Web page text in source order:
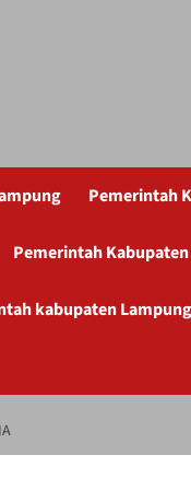
Pemerintah
Pemerintah
kabupaten